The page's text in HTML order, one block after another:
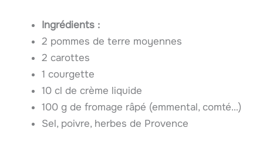
Ingrédients :
2 pommes de terre moyennes
2 carottes
1 courgette
10 cl de crème liquide
100 g de fromage râpé (emmental, comté…)
Sel, poivre, herbes de Provence